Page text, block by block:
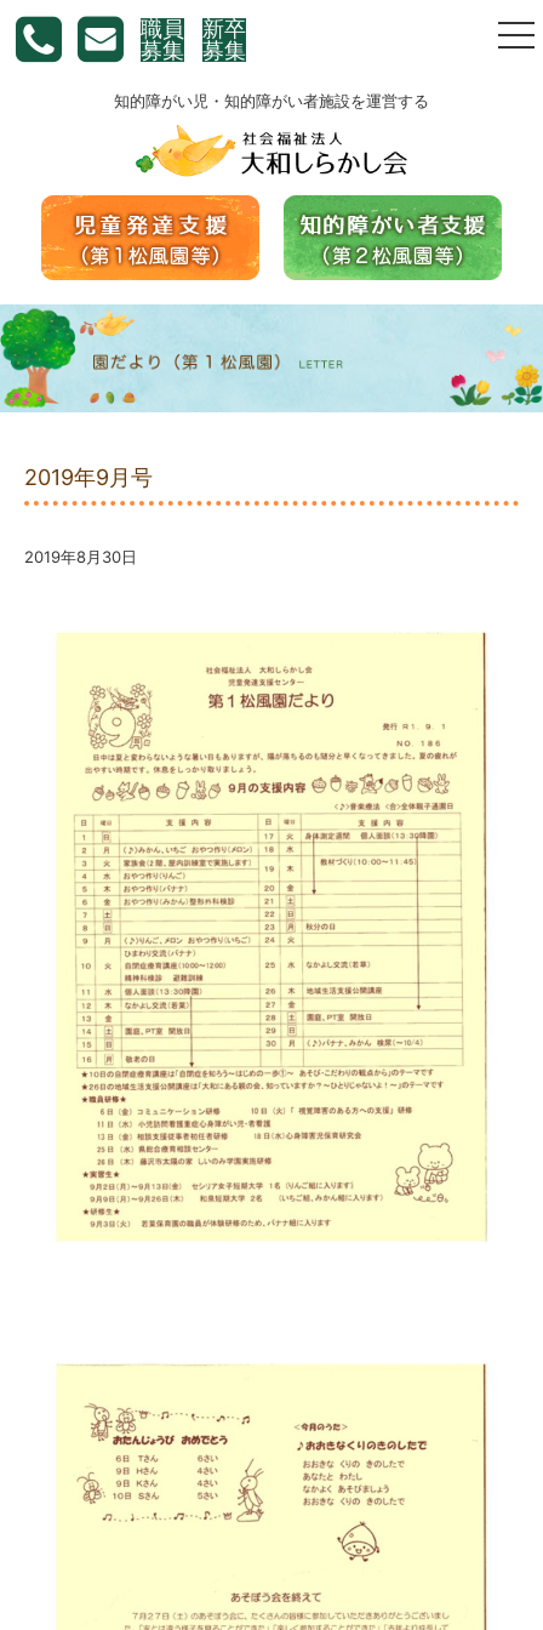
職員
募集
新卒
募集
知的障がい児・知的障がい者施設を運営する
2019年9月号
2019年8月30日